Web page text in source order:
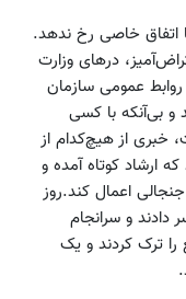
اتفاق خاصی رخ ندهد.
درهای وزارت
عمومی سازمان
بی‌آنکه با کسی
خبری از هیچ‌کدام از
ارشاد کوتاه آمده و
اعمال کند.روز
و سرانجام
را ترک کردند و یک